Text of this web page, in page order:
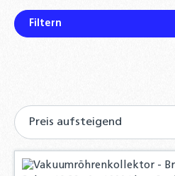
Filtern